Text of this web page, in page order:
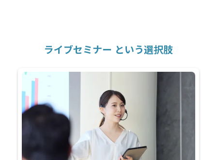
ライブセミナー という選択肢